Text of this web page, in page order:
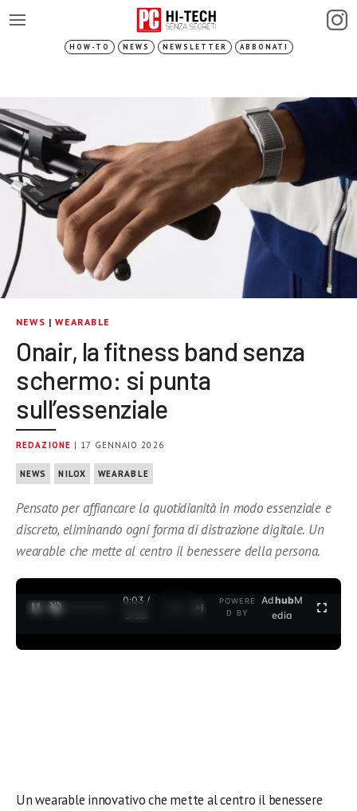
HOW-TO NEWS NEWSLETTER ABBONATI
NEWS |WEARABLE
Onair, la fitness band senza
schermo: si punta
sull’essenziale
REDAZIONE | 17 GENNAIO 2026
NEWS NILOX WEARABLE
Pensato per affiancare la quotidianità in modo essenziale e
discreto, eliminando ogni forma di distrazione digitale. Un
wearable che mette al centro il benessere della persona.
0:04 /
3:35
POWERE
D BY
AdhubM
edia
Un wearable innovativo che mette al centro il benessere